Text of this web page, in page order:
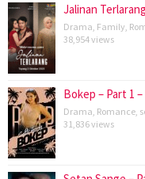
Jalinan
Drama Family
38,954 views
Bokep – Part 1
Drama Romance
31,836 views